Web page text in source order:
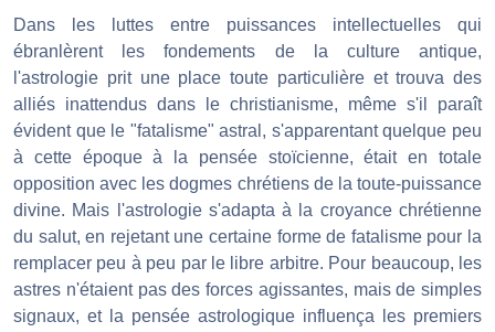
Dans les luttes entre puissances intellectuelles qui
ébranlèrent les fondements de la culture antique,
l'astrologie prit une place toute particulière et trouva des
alliés inattendus dans le christianisme, même s'il paraît
évident que le "fatalisme" astral, s'apparentant quelque peu
à cette époque à la pensée stoïcienne, était en totale
opposition avec les dogmes chrétiens de la toute-puissance
divine. Mais l'astrologie s'adapta à la croyance chrétienne
du salut, en rejetant une certaine forme de fatalisme pour la
remplacer peu à peu par le libre arbitre. Pour beaucoup, les
astres n'étaient pas des forces agissantes, mais de simples
signaux, et la pensée astrologique influença les premiers